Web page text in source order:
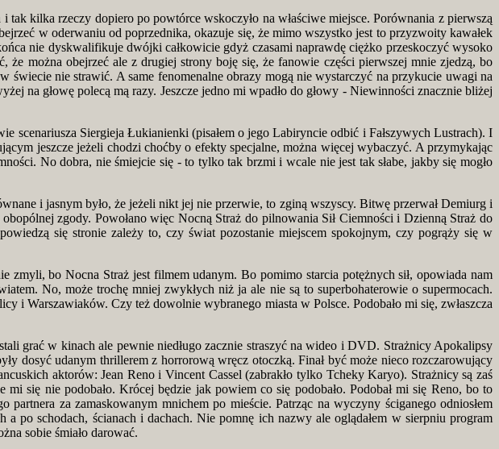
kilka rzeczy dopiero po powtórce wskoczyło na właściwe miejsce. Porównania z pierwszą
w oderwaniu od poprzednika, okazuje się, że mimo wszystko jest to przyzwoity kawałek
nie dyskwalifikuje dwójki całkowicie gdyż czasami naprawdę ciężko przeskoczyć wysoko
że można obejrzeć ale z drugiej strony boję się, że fanowie części pierwszej mnie zjedzą, bo
nie strawić. A same fenomenalne obrazy mogą nie wystarczyć na przykucie uwagi na
na głowę polecą mą razy. Jeszcze jedno mi wpadło do głowy - Niewinności znacznie bliżej
Siergieja Łukianienki (pisałem o jego Labiryncie odbić i Fałszywych Lustrach). I
jeszcze jeżeli chodzi choćby o efekty specjalne, można więcej wybaczyć. A przymykając
No dobra, nie śmiejcie się - to tylko tak brzmi i wcale nie jest tak słabe, jakby się mogło
i jasnym było, że jeżeli nikt jej nie przerwie, to zginą wszyscy. Bitwę przerwał Demiurg i
zgody. Powołano więc Nocną Straż do pilnowania Sił Ciemności i Dzienną Straż do
się stronie zależy to, czy świat pozostanie miejscem spokojnym, czy pogrąży się w
zmyli, bo Nocna Straż jest filmem udanym. Bo pomimo starcia potężnych sił, opowiada nam
No, może trochę mniej zwykłych niż ja ale nie są to superbohaterowie o supermocach.
i Warszawiaków. Czy też dowolnie wybranego miasta w Polsce. Podobało mi się, zwłaszcza
grać w kinach ale pewnie niedługo zacznie straszyć na wideo i DVD. Strażnicy Apokalipsy
dosyć udanym thrillerem z horrorową wręcz otoczką. Finał być może nieco rozczarowujący
aktorów: Jean Reno i Vincent Cassel (zabrakło tylko Tcheky Karyo). Strażnicy są zaś
się nie podobało. Krócej będzie jak powiem co się podobało. Podobał mi się Reno, bo to
za zamaskowanym mnichem po mieście. Patrząc na wyczyny ściganego odniosłem
po schodach, ścianach i dachach. Nie pomnę ich nazwy ale oglądałem w sierpniu program
sobie śmiało darować.